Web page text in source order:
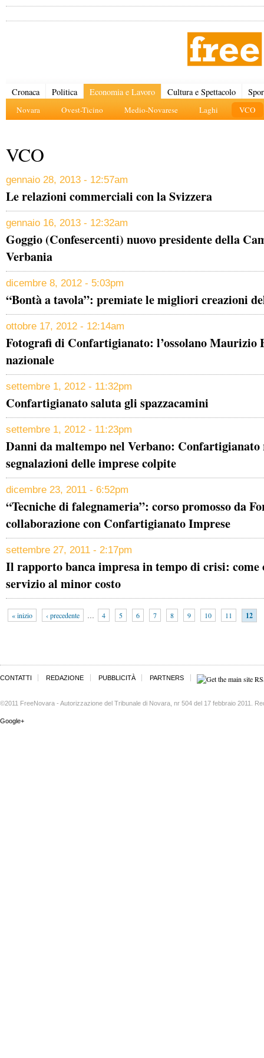
Cronaca Politica Economia e Lavoro
Novara Ovest-Ticino Medio-Novarese Laghi VCO
Cultura e Spettacolo
VCO
gennaio 28, 2013 - 12:57am
Le relazioni commerciali con la Svizzera
gennaio 16, 2013 - 12:32am
Goggio (Confesercenti) nuovo presidente della
Verbania
dicembre 8, 2012 - 5:03pm
“Bontà a tavola”: premiate le migliori creazioni
ottobre 17, 2012 - 12:14am
Fotografi di Confartigianato: l’ossolano Maurizio
nazionale
settembre 1, 2012 - 11:32pm
Confartigianato saluta gli spazzacamini
settembre 1, 2012 - 11:23pm
Danni da maltempo nel Verbano: Confartigianato
segnalazioni delle imprese colpite
dicembre 23, 2011 - 6:52pm
“Tecniche di falegnameria”: corso promosso da
collaborazione con Confartigianato Imprese
settembre 27, 2011 - 2:17pm
Il rapporto banca impresa in tempo di crisi:
servizio al minor costo
« inizio ‹ precedente … 4 5 6 7 8 9 10 11 12
CONTATTI REDAZIONE PUBBLICITÀ PARTNERS
©2011 FreeNovara - Autorizzazione del Tribunale di Novara, nr 504 del 17 febbraio 2011.
Google+